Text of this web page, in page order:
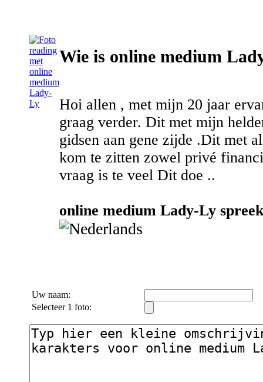
Wie is online medium
Hoi allen , met mijn 20 jaar
graag verder. Dit met mijn
gidsen aan gene zijde .Dit met
kom te zitten zowel privé
vraag is te veel Dit doe ..
online medium Lady-Ly
Uw naam:
Selecteer 1 foto: